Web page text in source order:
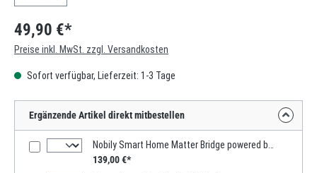
49,90 €*
Preise inkl. MwSt. zzgl. Versandkosten
Sofort verfügbar, Lieferzeit: 1-3 Tage
Ergänzende Artikel direkt mitbestellen
139,00 €*